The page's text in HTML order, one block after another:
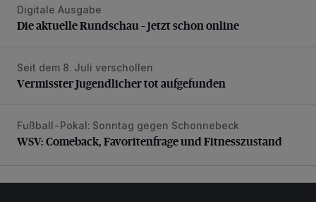
Die aktuelle Rundschau – jetzt schon online
Digitale Ausgabe
Die aktuelle Rundschau – jetzt schon online
Vermisster Jugendlicher tot aufgefunden
Seit dem 8. Juli verschollen
Vermisster Jugendlicher tot aufgefunden
WSV: Comeback, Favoritenfrage und Fitnesszustand
Fußball-Pokal: Sonntag gegen Schonnebeck
WSV: Comeback, Favoritenfrage und Fitnesszustand